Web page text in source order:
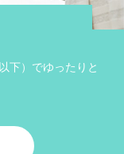
下）でゆったりと